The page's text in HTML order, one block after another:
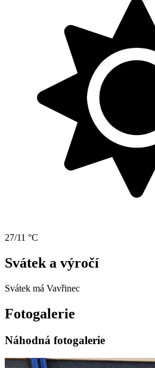
27/11 °C
Svátek a výročí
Svátek má Vavřinec
Fotogalerie
Náhodná fotogalerie